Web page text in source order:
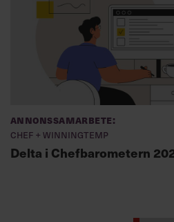
Annonssamarbete:
Chef + Winningtemp
Delta i Chefbarometern